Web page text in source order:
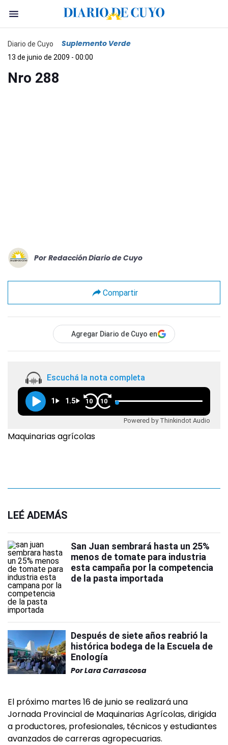
Diario de Cuyo Suplemento Verde
13 de junio de 2009 - 00:00
Nro 288
Por Redacción Diario de Cuyo
Compartir
Agregar Diario de Cuyo en
Escuchá la nota completa
1 1.5 10 10
Powered by Thinkindot Audio
Maquinarias agrícolas
LEÉ ADEMÁS
San Juan sembrará hasta un 25%
menos de tomate para industria
esta campaña por la competencia
de la pasta importada
Después de siete años reabrió la
histórica bodega de la Escuela de
Enología
PorLara Carrascosa
El próximo martes 16 de junio se realizará una
Jornada Provincial de Maquinarias Agrícolas, dirigida
a productores, profesionales, técnicos y estudiantes
avanzados de carreras agropecuarias.